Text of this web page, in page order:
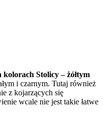
Stolicy – żółtym
i czarnym. Tutaj również
z kojarzących się
wcale nie jest takie łatwe